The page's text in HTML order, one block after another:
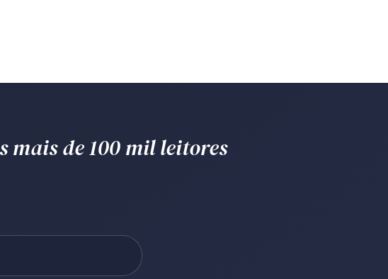
mais de 100 mil leitores